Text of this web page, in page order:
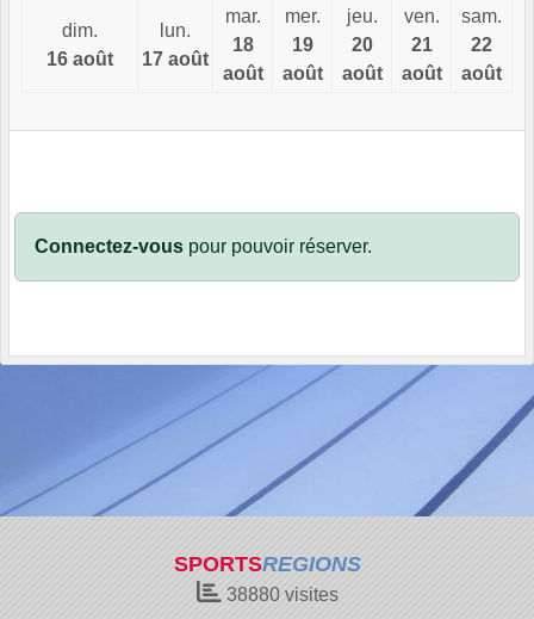
dim.
16 août
lun.
17 août
mar.
18
août
mer.
19
août
jeu.
20
août
ven.
21
août
sam.
22
août
Connectez-vous pour pouvoir réserver.
SPORTSREGIONS
38880visites